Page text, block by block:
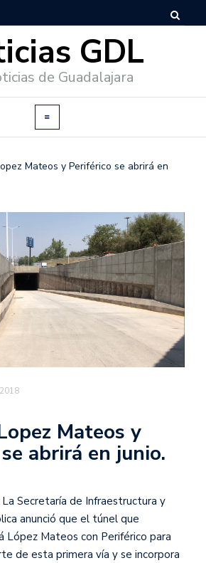
GDL
de Guadalajara
Mateos y Periférico se abrirá en
Mateos y
abrirá en junio.
Secretaría de Infraestructura y
anunció que el túnel que
López Mateos con Periférico para
de esta primera vía y se incorpora